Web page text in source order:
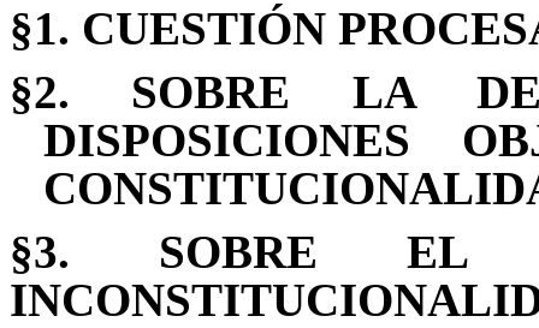
§1. CUESTIÓN
§2. SOBRE LA
DISPOSICIONES
§3. SOBRE EL